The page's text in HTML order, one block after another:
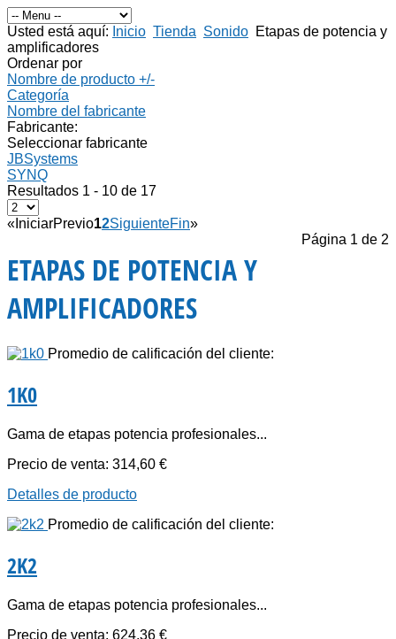
Usted está aquí: Inicio Tienda Sonido Etapas de potencia y
amplificadores
Ordenar por
Nombre de producto +/-
Categoría
Nombre del fabricante
Fabricante:
Seleccionar fabricante
JBSystems
SYNQ
Resultados 1 - 10 de 17
« IniciarPrevio12SiguienteFin»
Página 1 de 2
ETAPAS DE POTENCIA Y
AMPLIFICADORES
Promedio de calificación del cliente:
1K0
Gama de etapas potencia profesionales...
Precio de venta: 314,60 €
Detalles de producto
Promedio de calificación del cliente:
2K2
Gama de etapas potencia profesionales...
Precio de venta: 624,36 €